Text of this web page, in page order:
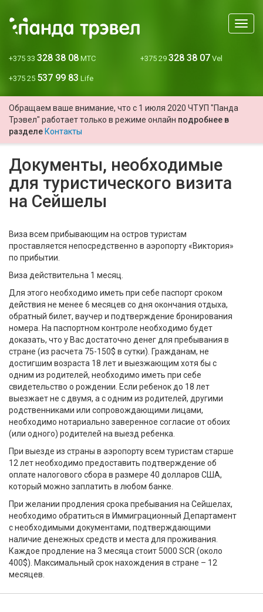
Меню
+375 33 328 38 08 МТС +375 29 328 38 07 Vel
+375 25 537 99 83 Life
Обращаем ваше внимание, что с 1 июля 2020 ЧТУП "Панда
Трэвел" работает только в режиме онлайн подробнее в
разделе Контакты
Документы, необходимые
для туристического визита
на Сейшелы
Виза всем прибывающим на остров туристам
проставляется непосредственно в аэропорту «Виктория»
по прибытии.
Виза действительна 1 месяц.
Для этого необходимо иметь при себе паспорт сроком
действия не менее 6 месяцев со дня окончания отдыха,
обратный билет, ваучер и подтверждение бронирования
номера. На паспортном контроле необходимо будет
доказать, что у Вас достаточно денег для пребывания в
стране (из расчета 75-150$ в сутки). Гражданам, не
достигшим возраста 18 лет и выезжающим хотя бы с
одним из родителей, необходимо иметь при себе
свидетельство о рождении. Если ребенок до 18 лет
выезжает не с двумя, а с одним из родителей, другими
родственниками или сопровождающими лицами,
необходимо нотариально заверенное согласие от обоих
(или одного) родителей на выезд ребенка.
При выезде из страны в аэропорту всем туристам старше
12 лет необходимо предоставить подтверждение об
оплате налогового сбора в размере 40 долларов США,
который можно заплатить в любом банке.
При желании продления срока пребывания на Сейшелах,
необходимо обратиться в Иммиграционный Департамент
с необходимыми документами, подтверждающими
наличие денежных средств и места для проживания.
Каждое продление на 3 месяца стоит 5000 SCR (около
400$). Максимальный срок нахождения в стране – 12
месяцев.